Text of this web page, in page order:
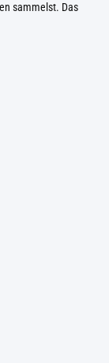
sammelst. Das